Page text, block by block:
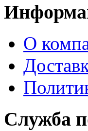
О
Служба